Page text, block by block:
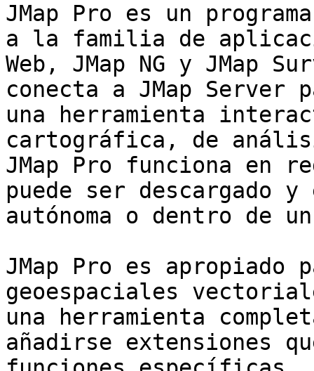
JMap Pro es un
a la familia de
Web, JMap NG y JMap
conecta a JMap
una herramienta
cartográfica, de
JMap Pro funciona en
puede ser descargado y
autónoma o dentro de
JMap Pro es
geoespaciales
una herramienta
añadirse extensiones